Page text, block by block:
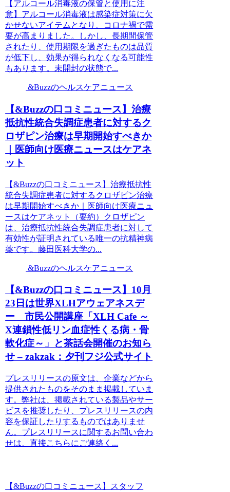
【アルコール消毒液の保管と使用に注
意】アルコール消毒液は感染症対策に欠
かせないアイテムとなり、コロナ禍で需
要が高まりました。しかし、長期間保管
されたり、使用期限を過ぎたものは品質
が低下し、効果が得られなくなる可能性
もあります。未開封の状態で...
&Buzzのヘルスケアニュース
【&Buzzの口コミニュース】治療
抵抗性統合失調症患者に対するク
ロザピン治療は早期開始すべきか
｜医師向け医療ニュースはケアネ
ット
【&Buzzの口コミニュース】治療抵抗性
統合失調症患者に対するクロザピン治療
は早期開始すべきか｜医師向け医療ニュ
ースはケアネット（要約）クロザピン
は、治療抵抗性統合失調症患者に対して
有効性が証明されている唯一の抗精神病
薬です。藤田医科大学の...
&Buzzのヘルスケアニュース
【&Buzzの口コミニュース】10月
23日は世界XLHアウェアネスデ
ー 市民公開講座「XLH Cafe ～
X連鎖性低リン血症性くる病・骨
軟化症～」と茶話会開催のお知ら
せ – zakzak：夕刊フジ公式サイト
プレスリリースの原文は、企業などから
提供されたものをそのまま掲載していま
す。弊社は、掲載されている製品やサー
ビスを推奨したり、プレスリリースの内
容を保証したりするものではありませ
ん。プレスリリースに関するお問い合わ
せは、直接こちらにご連絡く...
【&Buzzの口コミニュース】スタッフ